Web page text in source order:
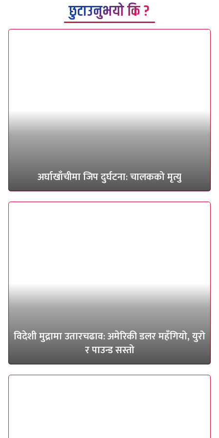
छुटाउनुभयो कि ?
अर्घाखाँचीमा जिप दुर्घटना: चालकको मृत्यु
विदेशी मुद्रामा उतारचढाव: अमेरिकी डलर महँगियो, युरो
र पाउन्ड सस्तो